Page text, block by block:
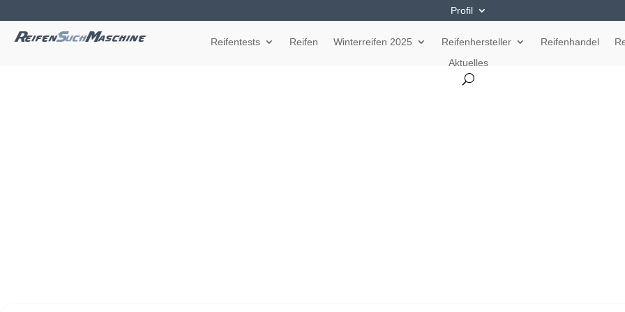
Profil
Reifentests Reifen Winterreifen 2025 Reifenhersteller Reifenhandel
Aktuelles